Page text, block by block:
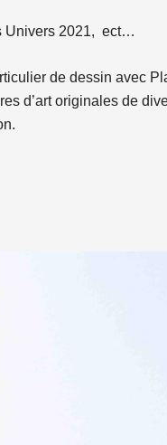
Univers 2021, ect…
de dessin avec
d’art originales de